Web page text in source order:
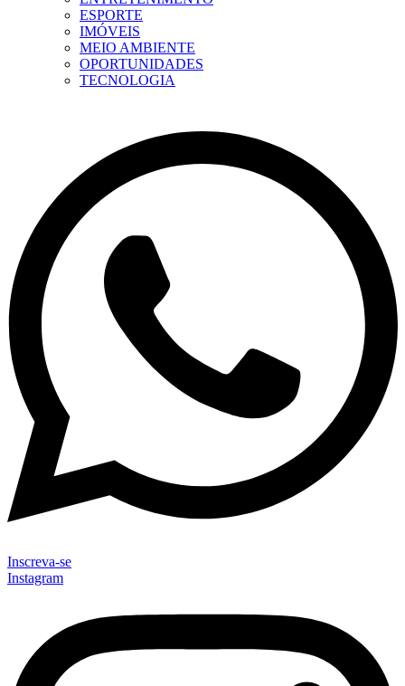
ESPORTE
IMÓVEIS
MEIO AMBIENTE
OPORTUNIDADES
TECNOLOGIA
Inscreva-se
Instagram